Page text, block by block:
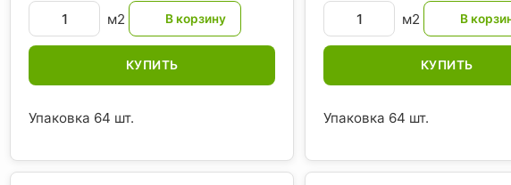
м2
КУПИТЬ
Упаковка 64 шт.
м2
КУПИТЬ
Упаковка 64 шт.